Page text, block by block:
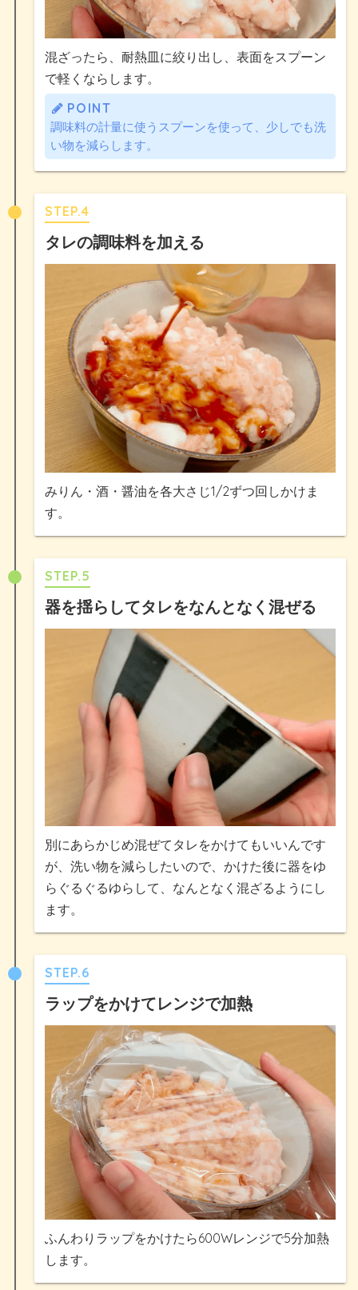
混ざったら、耐熱皿に絞り出し、表面をスプーン
で軽くならします。
POINT
調味料の計量に使うスプーンを使って、少しでも洗
い物を減らします。
STEP.4
タレの調味料を加える
みりん・酒・醤油を各大さじ1/2ずつ回しかけま
す。
STEP.5
器を揺らしてタレをなんとなく混ぜる
別にあらかじめ混ぜてタレをかけてもいいんです
が、洗い物を減らしたいので、かけた後に器をゆ
らぐるぐるゆらして、なんとなく混ざるようにし
ます。
STEP.6
ラップをかけてレンジで加熱
ふんわりラップをかけたら600Wレンジで5分加熱
します。